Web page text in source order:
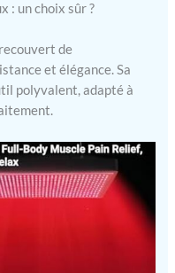
: un choix sûr ?
de
et élégance. Sa
polyvalent, adapté à